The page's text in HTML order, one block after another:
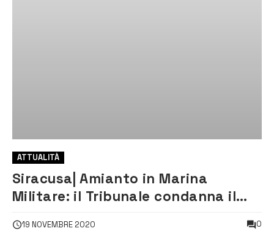
ATTUALITÀ
Siracusa| Amianto in Marina
Militare: il Tribunale condanna il
19 NOVEMBRE 2020 0